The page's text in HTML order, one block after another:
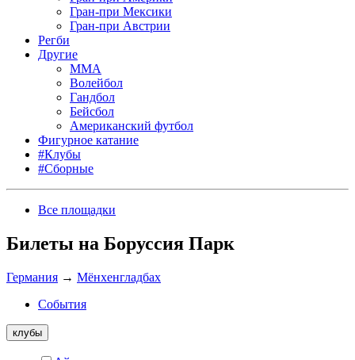
Гран-при Мексики
Гран-при Австрии
Регби
Другие
MMA
Волейбол
Гандбол
Бейсбол
Американский футбол
Фигурное катание
#Клубы
#Сборные
Все площадки
Билеты на Боруссия Парк
Германия → Мёнхенгладбах
События
клубы